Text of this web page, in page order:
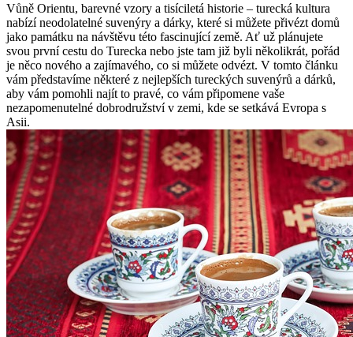
Vůně Orientu, barevné vzory a tisíciletá historie – turecká kultura
nabízí neodolatelné suvenýry a dárky, které si můžete přivézt ⁤domů
jako památku na návštěvu této fascinující země. Ať⁢ už‌ plánujete
svou první‌ cestu do Turecka nebo jste‍ tam již byli několikrát, pořád
je něco ⁤nového a zajímavého, co si můžete​ odvézt. V tomto článku
vám představíme některé z nejlepších tureckých suvenýrů a​ dárků,
aby vám pomohli najít to pravé, co vám připomene vaše
nezapomenutelné dobrodružství v zemi, kde se setkává Evropa s
Asii.